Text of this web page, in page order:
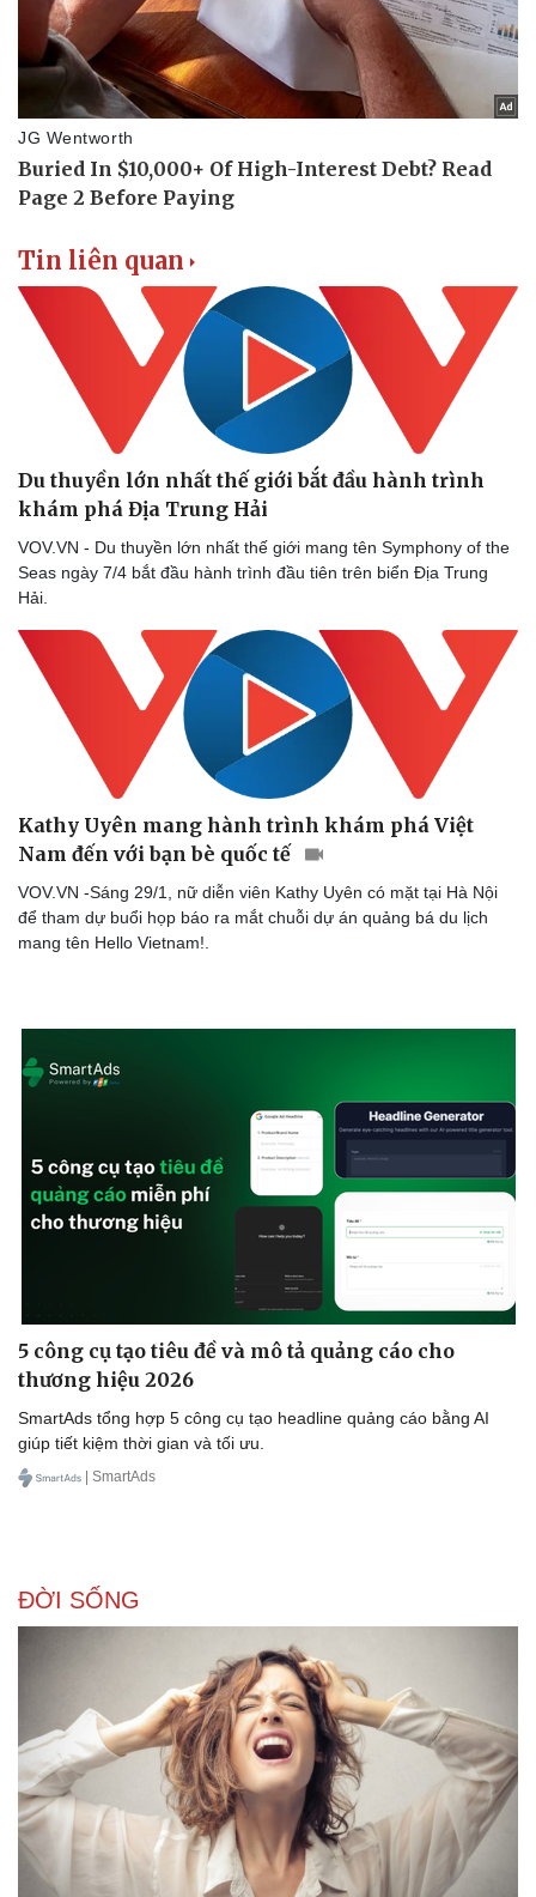
Thể thao
Bóng đá
Lịch thi đấu bóng đá
Thế giới thể thao
eSports
Hậu trường
Ô tô
Xe máy
Tư vấn
Doanh nghiệp
Thông tin doanh nghiệp
Doanh nghiệp 24h
Công nghệ
Sành điệu
Tin Công nghệ
Tin liên quan
Du thuyền lớn nhất thế giới bắt đầu hành trình
khám phá Địa Trung Hải
VOV.VN - Du thuyền lớn nhất thế giới mang tên Symphony of the
Seas ngày 7/4 bắt đầu hành trình đầu tiên trên biển Địa Trung
Hải.
Kathy Uyên mang hành trình khám phá Việt
Nam đến với bạn bè quốc tế
VOV.VN -Sáng 29/1, nữ diễn viên Kathy Uyên có mặt tại Hà Nội
để tham dự buổi họp báo ra mắt chuỗi dự án quảng bá du lịch
mang tên Hello Vietnam!.
5 công cụ tạo tiêu đề và mô tả quảng cáo cho
thương hiệu 2026
SmartAds tổng hợp 5 công cụ tạo headline quảng cáo bằng AI
giúp tiết kiệm thời gian và tối ưu.
| SmartAds
ĐỜI SỐNG